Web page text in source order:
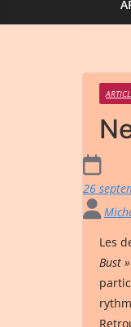
26
Les
Bust »